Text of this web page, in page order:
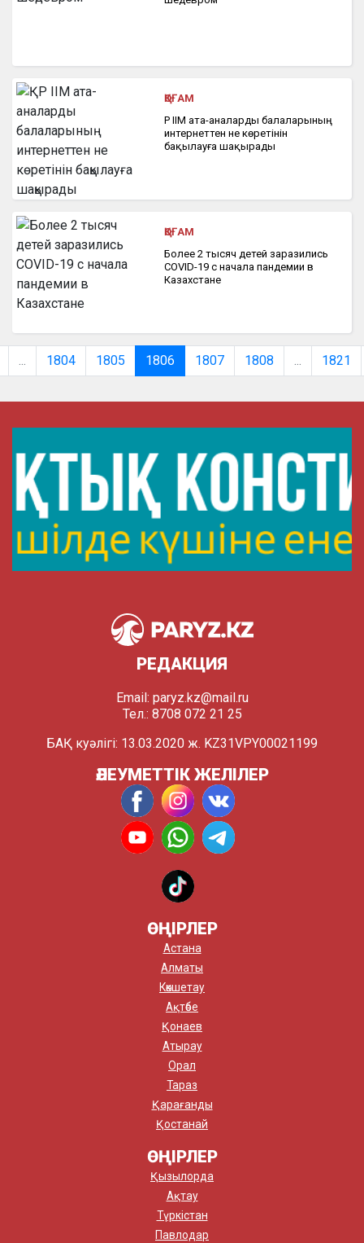
ҚОҒАМ
ҚР ІІМ ата-аналарды балаларының
интернеттен не көретінін
бақылауға шақырады
ҚОҒАМ
Более 2 тысяч детей заразились
COVID-19 с начала пандемии в
Казахстане
... 1804 1805 1806 1807 1808 ... 1821
РЕДАКЦИЯ
Email: paryz.kz@mail.ru
Тел.: 8708 072 21 25
БАҚ куәлігі: 13.03.2020 ж. KZ31VPY00021199
ӘЛЕУМЕТТІК ЖЕЛІЛЕР
ӨҢІРЛЕР
Астана
Алматы
Көкшетау
Ақтөбе
Қонаев
Атырау
Орал
Тараз
Қарағанды
Қостанай
ӨҢІРЛЕР
Қызылорда
Ақтау
Түркістан
Павлодар